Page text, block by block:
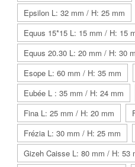
Epsilon L: 32 mm / H: 25 mm
Equus 15*15 L: 15 mm / H: 15
Equus 20.30 L: 20 mm / H: 30
Esope L: 60 mm / H: 35 mm
Eubée L : 35 mm / H: 24 mm
Fina L: 25 mm / H: 20 mm
Frézia L: 30 mm / H: 25 mm
Gizeh Caisse L: 80 mm / H: 53